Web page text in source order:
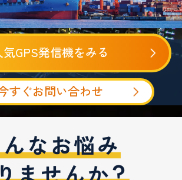
気GPS発信機をみる
すぐお問い合わせ